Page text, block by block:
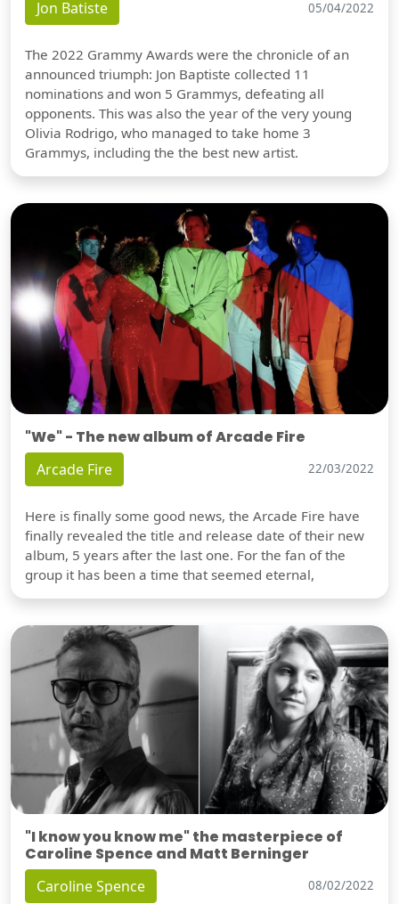
Jon Batiste 05/04/2022
The 2022 Grammy Awards were the chronicle of an
announced triumph: Jon Baptiste collected 11
nominations and won 5 Grammys, defeating all
opponents. This was also the year of the very young
Olivia Rodrigo, who managed to take home 3
Grammys, including the the best new artist.
"We" - The new album of Arcade Fire
Arcade Fire 22/03/2022
Here is finally some good news, the Arcade Fire have
finally revealed the title and release date of their new
album, 5 years after the last one. For the fan of the
group it has been a time that seemed eternal,
"I know you know me" the masterpiece of
Caroline Spence and Matt Berninger
Caroline Spence 08/02/2022